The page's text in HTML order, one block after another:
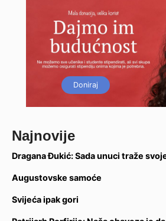
Doniraj
Najnovije
Dragana Đukić: Sada unuci traže
Augustovske samoće
Svijeća ipak gori